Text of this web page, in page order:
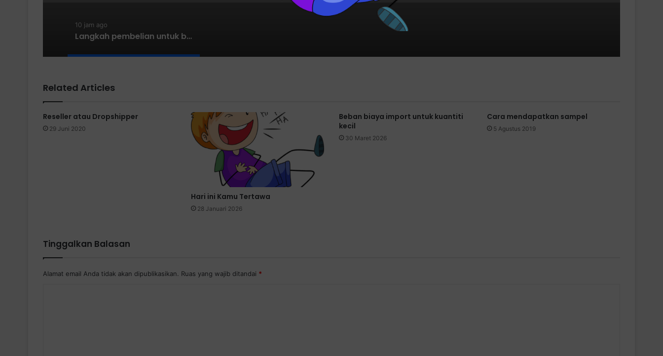
10 jam ago
Langkah pembelian untuk banyak item produk
Related Articles
Reseller atau Dropshipper
29 Juni 2020
Hari ini Kamu Tertawa
28 Januari 2026
Beban biaya import untuk kuantiti
kecil
30 Maret 2026
Cara mendapatkan sampel
5 Agustus 2019
Tinggalkan Balasan
Alamat email Anda tidak akan dipublikasikan. Ruas yang wajib ditandai *